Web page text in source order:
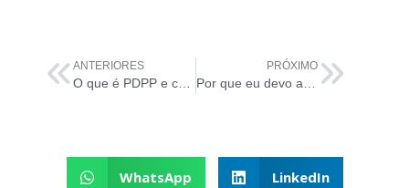
ANTERIORES PRÓXIMO
WhatsApp LinkedIn